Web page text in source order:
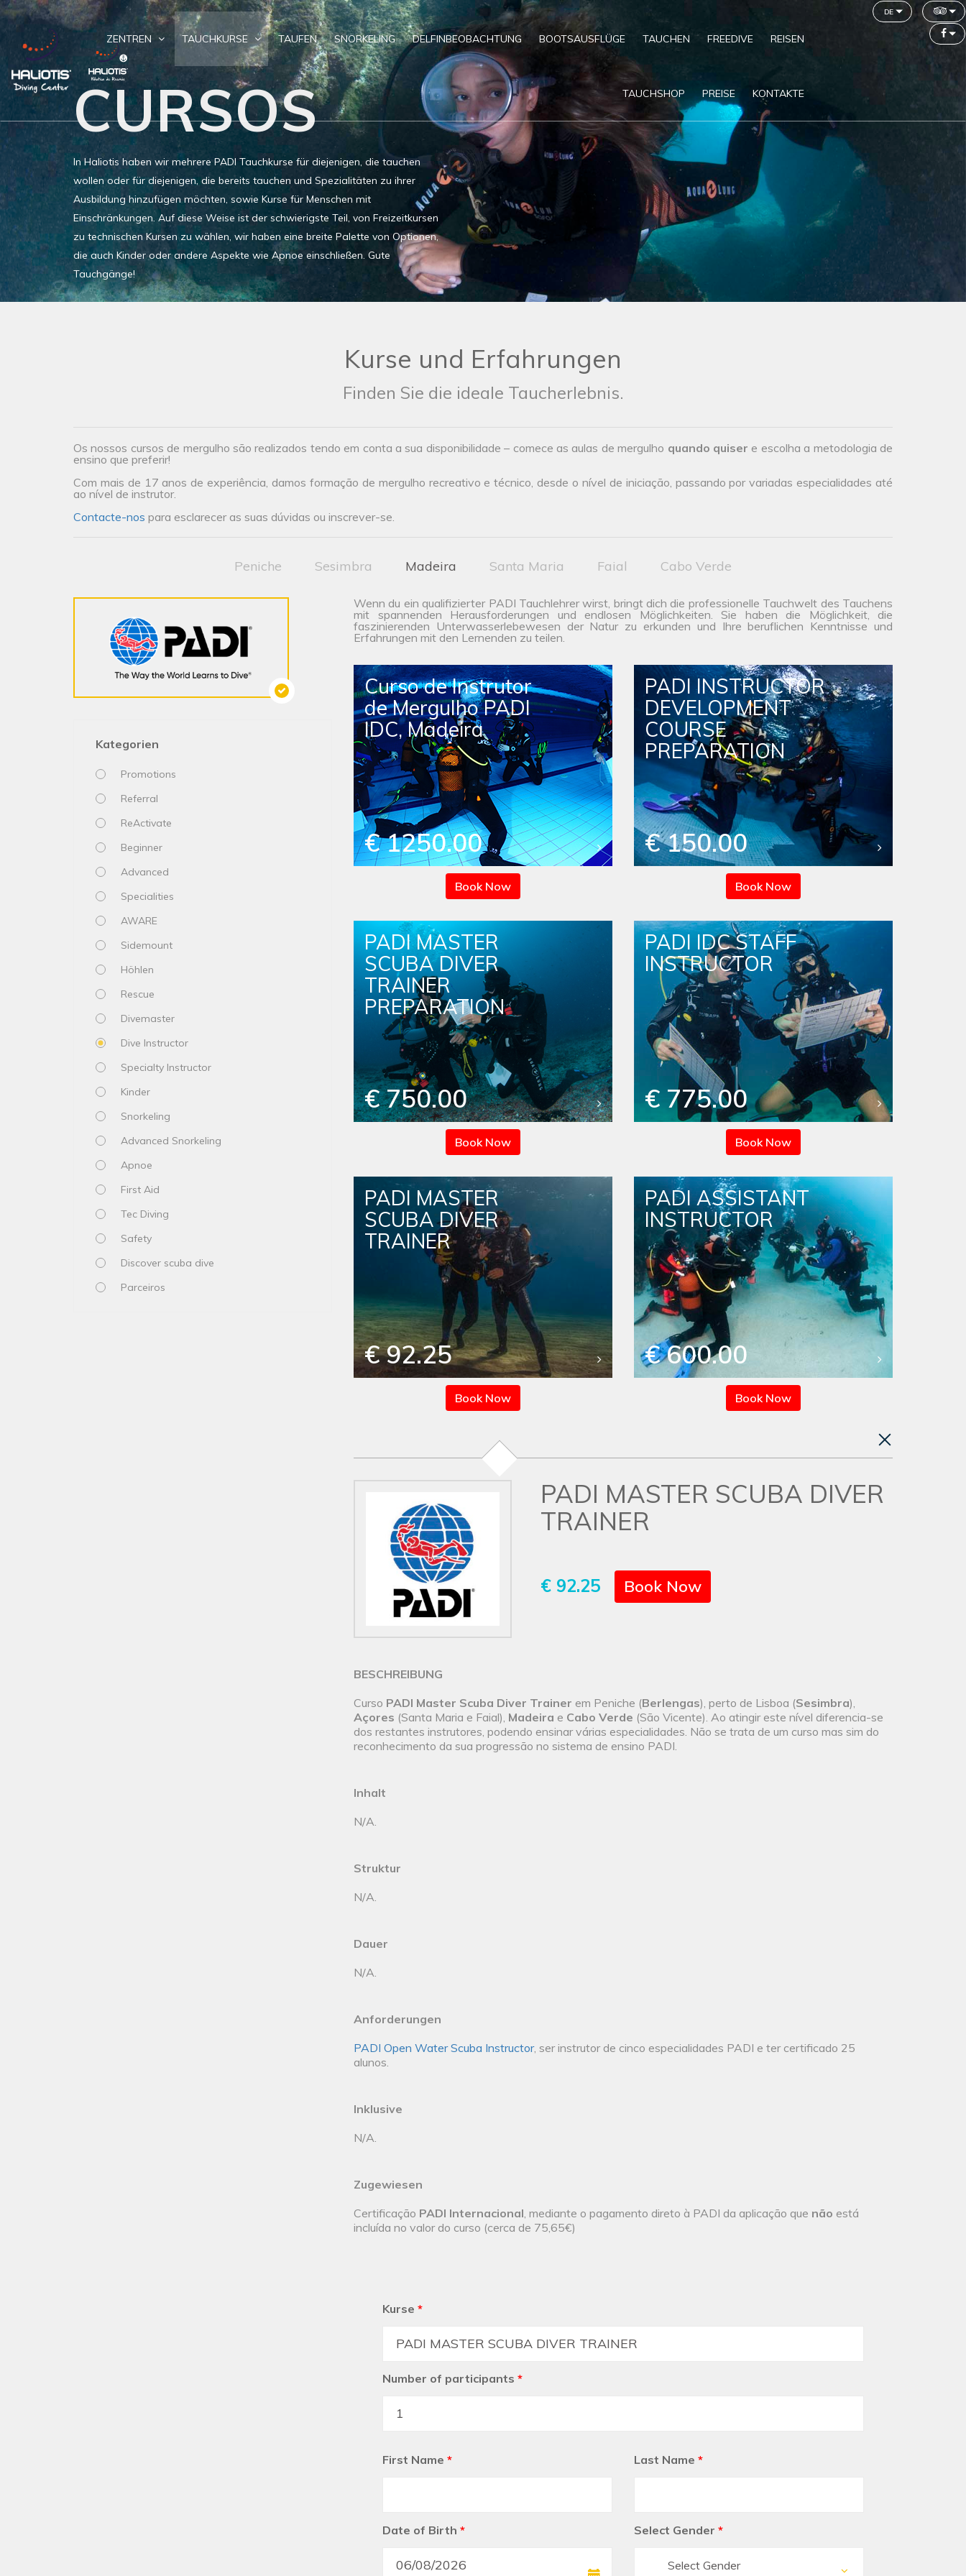
ZENTREN TAUCHKURSE TAUFEN SNORKELING DELFINBEOBACHTUNG BOOTSAUSFLÜGE TAUCHEN FREEDIVE REISEN
TAUCHSHOP PREISE KONTAKTE
de
CURSOS
In Haliotis haben wir mehrere PADI Tauchkurse für diejenigen, die tauchen
wollen oder für diejenigen, die bereits tauchen und Spezialitäten zu ihrer
Ausbildung hinzufügen möchten, sowie Kurse für Menschen mit
Einschränkungen. Auf diese Weise ist der schwierigste Teil, von Freizeitkursen
zu technischen Kursen zu wählen, wir haben eine breite Palette von Optionen,
die auch Kinder oder andere Aspekte wie Apnoe einschließen. Gute
Tauchgänge!
Kurse und Erfahrungen
Finden Sie die ideale Taucherlebnis.
Os nossos cursos de mergulho são realizados tendo em conta a sua disponibilidade – comece as aulas de mergulho quando quiser e escolha a metodologia de
ensino que preferir!
Com mais de 17 anos de experiência, damos formação de mergulho recreativo e técnico, desde o nível de iniciação, passando por variadas especialidades até
ao nível de instrutor.
Contacte-nos para esclarecer as suas dúvidas ou inscrever-se.
Peniche Sesimbra Madeira Santa Maria Faial Cabo Verde
Kategorien
Promotions
Referral
ReActivate
Beginner
Advanced
Specialities
AWARE
Sidemount
Höhlen
Rescue
Divemaster
Dive Instructor
Specialty Instructor
Kinder
Snorkeling
Advanced Snorkeling
Apnoe
First Aid
Tec Diving
Safety
Discover scuba dive
Parceiros
Wenn du ein qualifizierter PADI Tauchlehrer wirst, bringt dich die professionelle Tauchwelt des Tauchens
mit spannenden Herausforderungen und endlosen Möglichkeiten. Sie haben die Möglichkeit, die
faszinierenden Unterwasserlebewesen der Natur zu erkunden und Ihre beruflichen Kenntnisse und
Erfahrungen mit den Lernenden zu teilen.
Curso de Instrutor
de Mergulho PADI
IDC, Madeira
€ 1250.00
Book Now
PADI INSTRUCTOR
DEVELOPMENT
COURSE
PREPARATION
€ 150.00
Book Now
PADI MASTER
SCUBA DIVER
TRAINER
PREPARATION
€ 750.00
Book Now
PADI IDC STAFF
INSTRUCTOR
€ 775.00
Book Now
PADI MASTER
SCUBA DIVER
TRAINER
€ 92.25
Book Now
PADI ASSISTANT
INSTRUCTOR
€ 600.00
Book Now
PADI MASTER SCUBA DIVER
TRAINER
€ 92.25 Book Now
BESCHREIBUNG
Curso PADI Master Scuba Diver Trainer em Peniche (Berlengas), perto de Lisboa (Sesimbra),
Açores (Santa Maria e Faial), Madeira e Cabo Verde (São Vicente). Ao atingir este nível diferencia-se
dos restantes instrutores, podendo ensinar várias especialidades. Não se trata de um curso mas sim do
reconhecimento da sua progressão no sistema de ensino PADI.
Inhalt
N/A.
Struktur
N/A.
Dauer
N/A.
Anforderungen
PADI Open Water Scuba Instructor, ser instrutor de cinco especialidades PADI e ter certificado 25
alunos.
Inklusive
N/A.
Zugewiesen
Certificação PADI Internacional, mediante o pagamento direto à PADI da aplicação que não está
incluída no valor do curso (cerca de 75,65€)
Kurse *
Number of participants *
First Name * Last Name *
Date of Birth * Select Gender *
Select Gender